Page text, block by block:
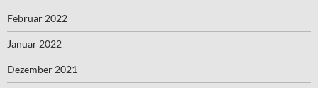
Februar 2022
Januar 2022
Dezember 2021